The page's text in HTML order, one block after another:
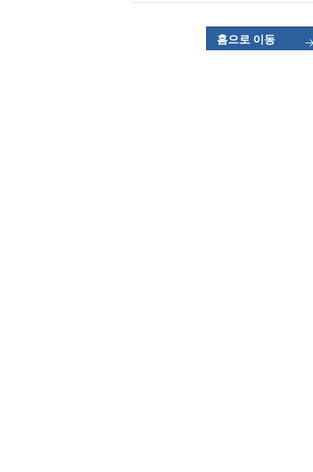
홈으로 이동